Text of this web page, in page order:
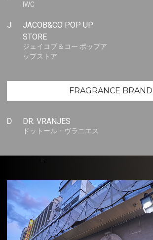
IWC
J
JACOB&CO POP UP
STORE
ジェイコブ＆コー ポップア
ップストア
FRAGRANCE BRAND
D DR. VRANJES
ドットール・ヴラニエス